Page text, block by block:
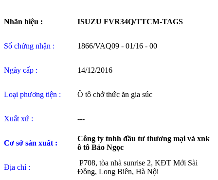
Nhãn hiệu : ISUZU FVR34Q/TTCM-TAGS
Số chứng nhận : 1866/VAQ09 - 01/16 - 00
Ngày cấp : 14/12/2016
Loại phương tiện : Ô tô chở thức ăn gia súc
Xuất xứ : ---
Cơ sở sản xuất :
Công ty tnhh đầu tư thương mại và xnk
ô tô Bảo Ngọc
Địa chỉ :
P708, tòa nhà sunrise 2, KĐT Mới Sài
Đồng, Long Biên, Hà Nội